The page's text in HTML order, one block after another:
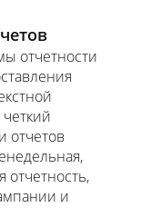
отчетности
отчетов
отчетность,
и